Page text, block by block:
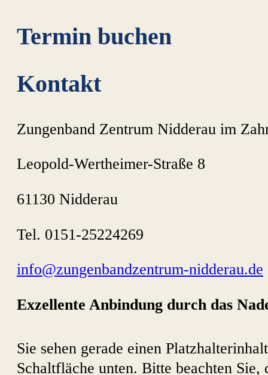
Termin buchen
Kontakt
Zungenband Zentrum Nidderau im
Leopold-Wertheimer-Straße 8
61130 Nidderau
Tel. 0151-25224269
info@zungenbandzentrum-nidderau.de
Exzellente Anbindung durch das
Sie sehen gerade einen
Schaltfläche unten. Bitte beachten